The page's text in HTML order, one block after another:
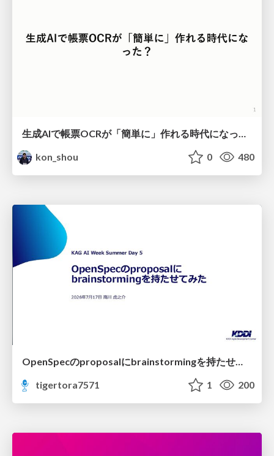
kon_shou
0 480
OpenSpecのproposalにbrainstormingを持たせてみた
tigertora7571
1 200